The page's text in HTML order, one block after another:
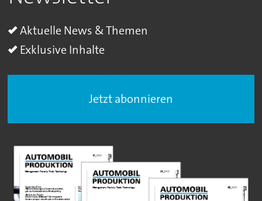
Aktuelle News & Themen
Exklusive Inhalte
Jetzt abonnieren